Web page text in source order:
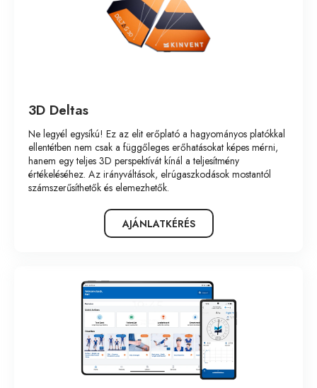
3D Deltas
Ne legyél egysíkú! Ez az elit erőplató a hagyományos platókkal
ellentétben nem csak a függőleges erőhatásokat képes mérni,
hanem egy teljes 3D perspektívát kínál a teljesítmény
értékeléséhez. Az irányváltások, elrúgaszkodások mostantól
számszerűsíthetők és elemezhetők.
AJÁNLATKÉRÉS